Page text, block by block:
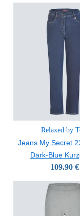
Relaxed by
Jeans My Secret
Dark-Blue
109.90 €